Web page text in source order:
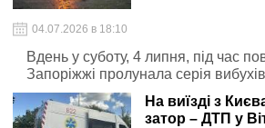
04.07.2026 в 18:10
Вдень у суботу, 4 липня, під час
Запоріжжі пролунала серія вибухів
На виїзді з
затор – ДТП у